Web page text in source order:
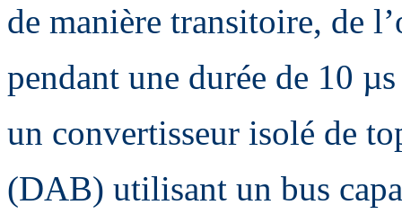
de manière transitoire, de
pendant une durée de 10
un convertisseur isolé de
(DAB) utilisant un bus